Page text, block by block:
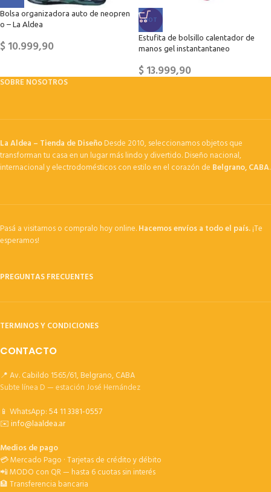
Bolsa organizadora auto de neopren
o – La Aldea
$10.999,90
HOT
Estufita de bolsillo calentador de
manos gel instantantaneo
$13.999,90
SOBRE NOSOTROS
La Aldea – Tienda de DiseñoDesde 2010, seleccionamos objetos que
transforman tu casa en un lugar más lindo y divertido. Diseño nacional,
internacional y electrodomésticos con estilo en el corazón de Belgrano, CABA.
Pasá a visitarnos o compralo hoy online.Hacemos envíos a todo el país.¡Te
esperamos!
PREGUNTAS FRECUENTES
TERMINOS Y CONDICIONES
CONTACTO
📍 Av. Cabildo 1565/61, Belgrano, CABA
Subte línea D — estación José Hernández
📱 WhatsApp:54 11 3381-0557
✉️info@laaldea.ar
Medios de pago
💳 Mercado Pago · Tarjetas de crédito y débito
📲 MODO con QR — hasta 6 cuotas sin interés
🏦 Transferencia bancaria